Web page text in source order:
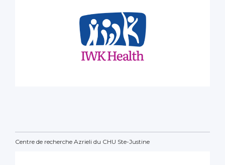
Centre de recherche Azrieli du CHU Ste-Justine